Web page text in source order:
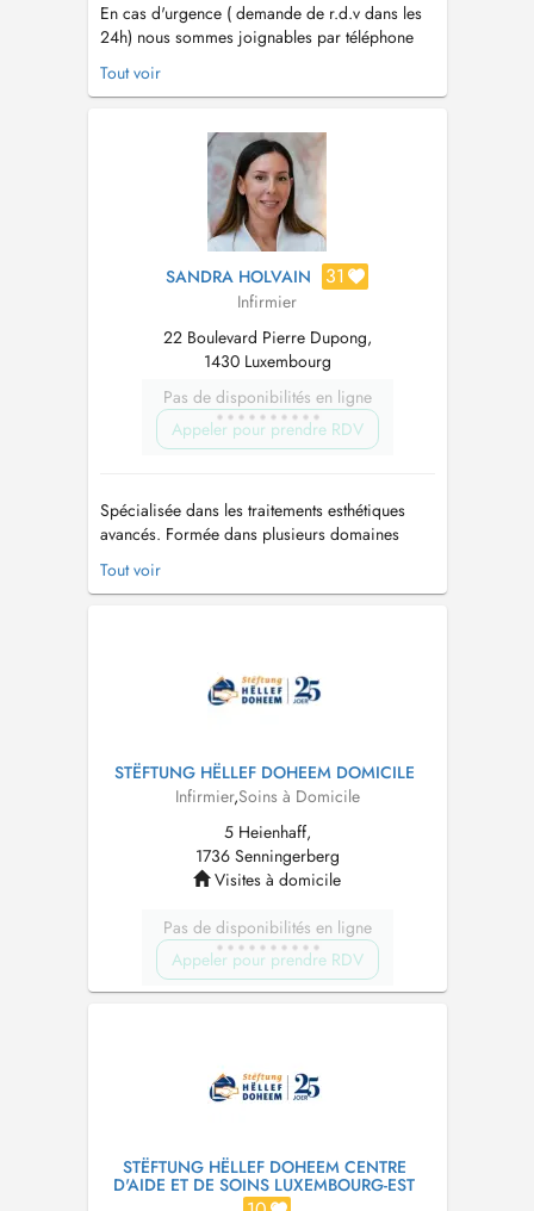
En cas d'urgence ( demande de r.d.v dans les
24h) nous sommes joignables par téléphone
24h/24 et 7j/7 au 40 20 80 6200. - Depuis
1999 le plus grand réseau d'aide et de soins à
joignable par téléphone 24h/24h au 40 20 80
6200 - Un service garanti 7 jours sur ...
Tout voir
SANDRA HOLVAIN 31
Infirmier
22 Boulevard Pierre Dupong,
1430 Luxembourg
Pas de disponibilités en ligne
Appeler pour prendre RDV
Spécialisée dans les traitements esthétiques
avancés. Formée dans plusieurs domaines
complémentaires tels que la santé capillaire
(trichologie), la cosmétologie, ainsi que les
Tout voir
STËFTUNG HËLLEF DOHEEM DOMICILE
Infirmier,Soins à Domicile
5 Heienhaff,
1736 Senningerberg
Visites à domicile
Pas de disponibilités en ligne
Appeler pour prendre RDV
STËFTUNG HËLLEF DOHEEM CENTRE
D'AIDE ET DE SOINS LUXEMBOURG-EST